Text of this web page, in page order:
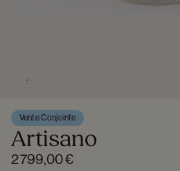
Vente Conjointe
Artisano
2 799,00 €